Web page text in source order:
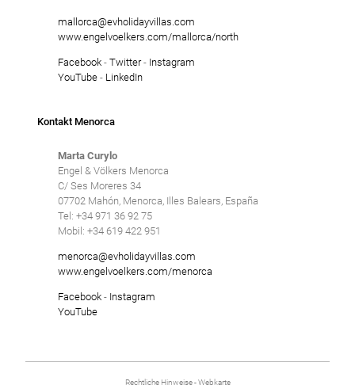
mallorca@evholidayvillas.com
www.engelvoelkers.com/mallorca/north
Facebook- Twitter- Instagram
YouTube- LinkedIn
Kontakt Menorca
Marta Curylo
Engel & Völkers Menorca
C/ Ses Moreres 34
07702 Mahón, Menorca, Illes Balears, España
Tel: +34 971 36 92 75
Mobil: +34 619 422 951
menorca@evholidayvillas.com
www.engelvoelkers.com/menorca
Facebook- Instagram
YouTube
Rechtliche Hinweise-Webkarte